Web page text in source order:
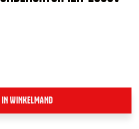
IN WINKELMAND